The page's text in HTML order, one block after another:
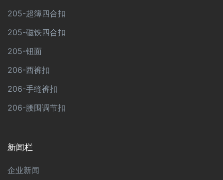
205-超簿四合扣
205-磁铁四合扣
205-钮面
206-西裤扣
206-手缝裤扣
206-腰围调节扣
新闻栏
企业新闻